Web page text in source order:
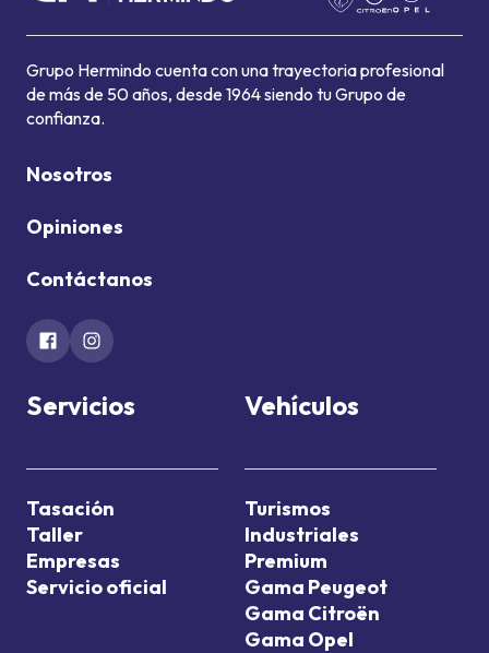
Grupo Hermindo cuenta con una trayectoria profesional
de más de 50 años, desde 1964 siendo tu Grupo de
confianza.
Nosotros
Opiniones
Contáctanos
Servicios
Tasación
Taller
Empresas
Servicio oficial
Vehículos
Turismos
Industriales
Premium
Gama Peugeot
Gama Citroën
Gama Opel